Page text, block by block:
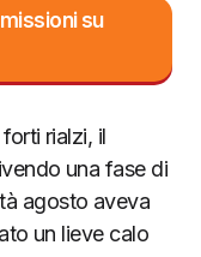
su
rialzi, il
una fase di
agosto aveva
un lieve calo